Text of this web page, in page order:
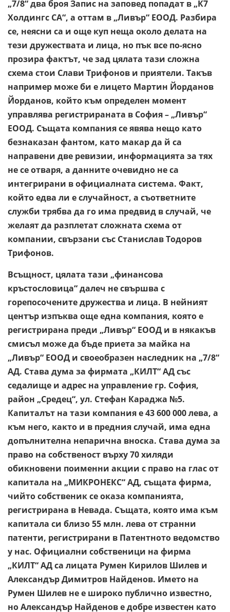
„7/8“ два броя Запис на заповед попадат в „К7
Холдингс СА“, а оттам в „Ливър“ ЕООД. Разбира
се, неясни са и още куп неща около делата на
тези дружествата и лица, но пък все по-ясно
прозира фактът, че зад цялата тази сложна
схема стои Слави Трифонов и приятели. Такъв
например може би е лицето Мартин Йорданов
Йорданов, който към определен момент
управлява регистрираната в София – „Ливър“
ЕООД. Същата компания се явява нещо като
безнаказан фантом, като макар да й са
направени две ревизии, информацията за тях
не се отваря, а данните очевидно не са
интегрирани в официалната система. Факт,
който едва ли е случайност, а съответните
служби трябва да го има предвид в случай, че
желаят да разплетат сложната схема от
компании, свързани със Станислав Тодоров
Трифонов.
Всъщност, цялата тази „финансова
кръстословица“ далеч не свършва с
горепосочените дружества и лица. В нейният
център изпъква още една компания, която е
регистрирана преди „Ливър“ ЕООД и в някакъв
смисъл може да бъде приета за майка на
„Ливър“ ЕООД и своеобразен наследник на „7/8“
АД. Става дума за фирмата „КИЛТ“ АД със
седалище и адрес на управление гр. София,
район „Средец“, ул. Стефан Караджа №5.
Капиталът на тази компания е 43 600 000 лева, а
към него, както и в предния случай, има една
допълнителна непарична вноска. Става дума за
право на собственост върху 70 хиляди
обикновени поименни акции с право на глас от
капитала на „МИКРОНЕКС“ АД, същата фирма,
чийто собственик се оказа компанията,
регистрирана в Невада. Същата, която има към
капитала си близо 55 млн. лева от странни
патенти, регистрирани в Патентното ведомство
у нас. Официални собственици на фирма
„КИЛТ“ АД са лицата Румен Кирилов Шилев и
Александър Димитров Найденов. Името на
Румен Шилев не е широко публично известно,
но Александър Найденов е добре известен като